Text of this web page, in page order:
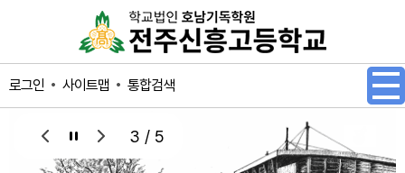
로그인 사이트맵 통합검색
3 / 5